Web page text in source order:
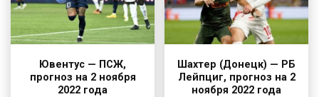
Ювентус — ПСЖ,
прогноз на 2 ноября
2022 года
Шахтер (Донецк) — РБ
Лейпциг, прогноз на 2
ноября 2022 года